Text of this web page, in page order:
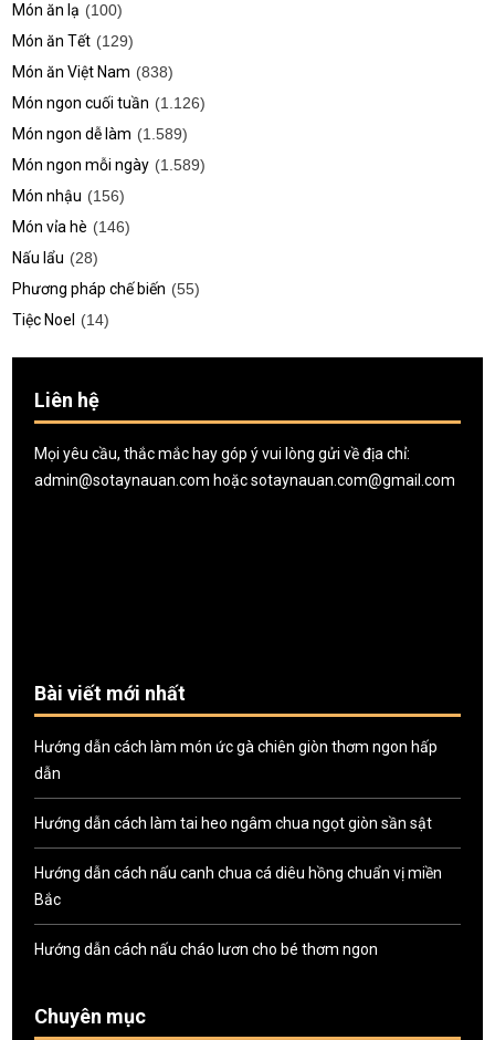
Món ăn lạ (100)
Món ăn Tết (129)
Món ăn Việt Nam (838)
Món ngon cuối tuần (1.126)
Món ngon dễ làm (1.589)
Món ngon mỗi ngày (1.589)
Món nhậu (156)
Món vỉa hè (146)
Nấu lẩu (28)
Phương pháp chế biến (55)
Tiệc Noel
(14)
Liên hệ
Mọi yêu cầu, thắc mắc hay góp ý vui lòng gửi về địa chỉ:
admin@sotaynauan.com hoặcsotaynauan.com@gmail.com
Bài viết mới nhất
Hướng dẫn cách làm món ức gà chiên giòn thơm ngon hấp
dẫn
Hướng dẫn cách làm tai heo ngâm chua ngọt giòn sần sật
Hướng dẫn cách nấu canh chua cá diêu hồng chuẩn vị miền
Bắc
Hướng dẫn cách nấu cháo lươn cho bé thơm ngon
Chuyên mục